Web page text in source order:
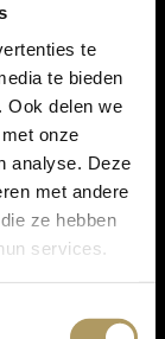
te
te bieden
Ook delen we
onze
analyse. Deze
met andere
ze hebben
services.